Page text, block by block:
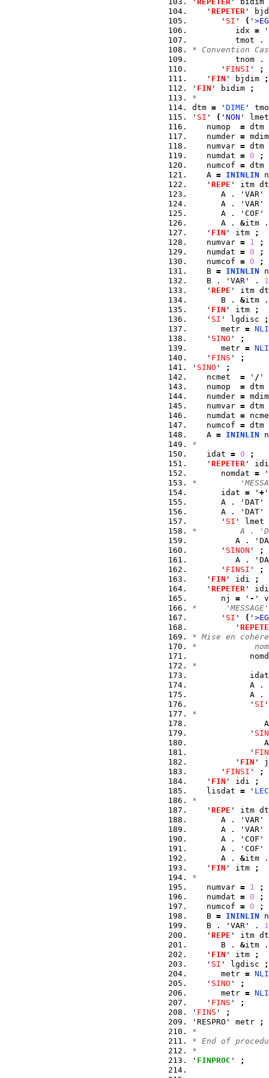
   '
REPETER '
      '
SI ' ( ' >EG
         idx
= '
         tmot .
* Convention
         tnom .
      '
FINSI '
;
   '
FIN ' bjdim
;
' FIN ' bidim
;
*
dtm = ' DIME '
' SI ' ( ' NON ' lmet
   numop
= dtm
   numder
=
   numvar
= dtm
   numdat
= 0
;
   numcof
= dtm
   A
= ININLIN
   '
REPE ' itm
A .
A .
A .
      A .
&itm
   '
FIN ' itm
;
   numvar
= 1
;
   numdat
= 0
;
   numcof
= 0
;
   B
= ININLIN
   B . 'VAR' .
1
   '
REPE ' itm
      B .
&itm
   '
FIN ' itm
;
   '
SI ' lgdisc
;
      metr
=
   '
SINO '
;
      metr
=
   '
FINS '
;
' SINO '
;
   ncmet
= ' / '
   numop
= dtm
   numder
=
   numvar
= dtm
   numdat
=
   numcof
= dtm
   A
= ININLIN
*
   idat
= 0
;
   '
REPETER ' idi
      nomdat
=
*
      idat
= ' +
A .
A .
      '
SI ' lmet
*         A .
A .
      '
SINON '
;
A .
      '
FINSI '
;
   '
FIN ' idi
;
   '
REPETER ' idi
      nj
= ' - '
*
      '
SI ' ( ' >EG
         '
* Mise en
*
*
A
A
            '
SI
*               A .
            '
            '
         '
FIN '
      '
FINSI '
;
   '
FIN ' idi
;
   lisdat
= '
*
   '
REPE ' itm
A .
A .
A .
A .
      A .
&itm
   '
FIN ' itm
;
*
   numvar
= 1
;
   numdat
= 0
;
   numcof
= 0
;
   B
= ININLIN
   B . 'VAR' .
1
   '
REPE ' itm
      B .
&itm
   '
FIN ' itm
;
   '
SI ' lgdisc
;
      metr
=
   '
SINO '
;
      metr
=
   '
FINS '
;
' FINS '
;
'RESPRO' metr
;
*
* End of
*
' FINPROC ' ;